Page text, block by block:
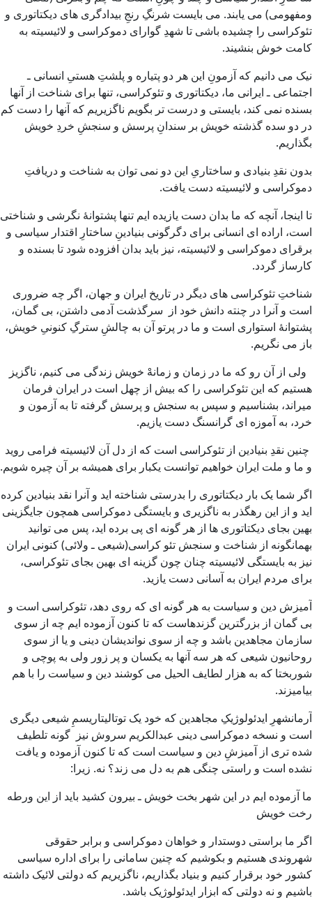
ومفهومی) می یابند. می بایست شرنگِ رنجِ بیدادگری های دیکتاتوری و
تئوکراسی را چشیده باشی تا شهدِ گوارای دموکراسی و لائیسیته به
کامت خوش بنشیند.
نیک می دانیم که آزمونِ این هر دو پتیاره و پلشتِ هستیِ انسانی ـ
اجتماعی ـ ایرانی ما، دیکتاتوری و تئوکراسی، تنها برای شناخت از آنها
بسنده نمی کند، بایستی و درست تر بگویم ناگزیریم که آنها را دست کم
در دو سده گذشته خویش بر سندانِ پرسش و سنجشِ خردِ خویش
بگذاریم.
بدون نقدِ بنیادی و ساختاریِ این دو نمی توان به شناخت و دریافتِ
دموکراسی و لائیسیته دست یافت.
تا اینجا، آنچه که ما بدان دست یازیده ایم تنها پشتوانهٔ نگرشی و شناختی
است، اراده ای انسانی برای دگرگونی بنیادینِ ساختارِ اقتدار سیاسی و
برقرای دموکراسی و لائیسیته، نیز باید بدان افزوده شود تا بسنده و
کارساز گردد.
شناختِ تئوکراسی های دیگر در تاریخ ایران و جهان، اگر چه ضروری
است و آنرا در چنته دانش خود از سرگذشت آدمی داشتن، بی گمان،
پشتوانهٔ استواری است و ما در پرتو آن به چالشِ سترگِ کنونیِ خویش،
باز می نگریم.
ولی از آن رو که ما در زمان و زمانهْ خویش زندگی می کنیم، ناگزیز
هستیم که این تئوکراسی را که بیش از چهل است در ایران فرمان
میراند، بشناسیم و سپس به سنجش و پرسش گرفته تا به آزمون و
خرد، به آموزه ای گرانسنگ دست یازیم.
چنین نقدِ بنیادین از تئوکراسی است که از دل آن لائیسیته فرامی روید
و ما و ملت ایران خواهیم توانست یکبار برای همیشه بر آن چیره شویم.
اگر شما یک بار دیکتاتوری را بدرستی شناخته اید و آنرا نقد بنیادین کرده
اید و از این رهگذر به ناگزیری و بایستگی دموکراسی همچون جایگزینی
بهین بجای دیکتاتوری ها از هر گونه ای پی برده اید، پس می توانید
بهمانگونه از شناخت و سنجش تئو کراسی(شیعی ـ ولائی) کنونی ایران
نیز به بایستگی لائیسیته چنان چون گزینه ای بهین بجای تئوکراسی،
برای مردم ایران به آسانی دست یازید.
آمیزش دین و سیاست به هر گونه ای که روی دهد، تئوکراسی است و
بی گمان از بزرگترین گزندهاست که تا کنون آزموده ایم چه از سوی
سازمان مجاهدین باشد و چه از سوی نواندیشان دینی و یا از سوی
روحانیون شیعی که هر سه آنها به یکسان و پر زور ولی به پوچی و
شوربختا که به هزار لطایف الحیل می کوشند دین و سیاست را با هم
بیامیزند.
آرمانشهرِ ایدئولوژیکِ مجاهدین که خود یک توتالیتاریسمِ شیعی دیگری
است و نسخه دموکراسی دینی عبدالکریم سروش نیز گونه تلطیف
شده تری از آمیزشِ دین و سیاست است که تا کنون آزموده و یافت
نشده است و راستی چنگی هم به دل می زند؟ نه. زیرا:
ما آزموده ایم در این شهر بخت خویش ـ بیرون کشید باید از این ورطه
رخت خویش
اگر ما براستی دوستدار و خواهان دموکراسی و برابر حقوقی
شهروندی هستیم و بکوشیم که چنین سامانی را برای اداره سیاسی
کشور خود برقرار کنیم و بنیاد بگذاریم، ناگزیریم که دولتی لائیک داشته
باشیم و نه دولتی که ابزار ایدئولوژیک باشد.